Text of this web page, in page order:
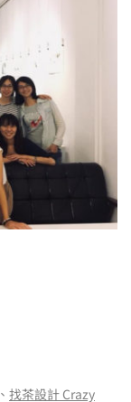
、 找茶設計 Crazy